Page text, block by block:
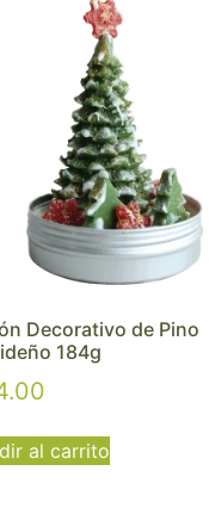
Decorativo de Pino
184g
al carrito